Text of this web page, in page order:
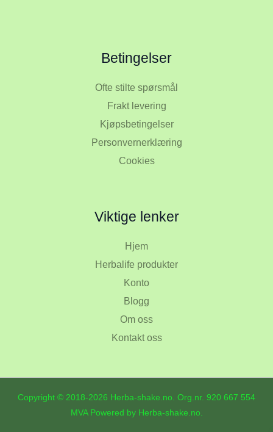
Betingelser
Ofte stilte spørsmål
Frakt levering
Kjøpsbetingelser
Personvernerklæring
Cookies
Viktige lenker
Hjem
Herbalife produkter
Konto
Blogg
Om oss
Kontakt oss
Copyright © 2018-2026 Herba-shake.no. Org.nr. 920 667 554
MVA Powered by Herba-shake.no.